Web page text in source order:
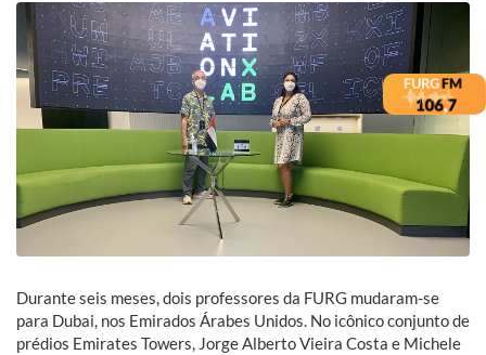
Durante seis meses, dois professores da FURG mudaram-se
para Dubai, nos Emirados Árabes Unidos. No icônico conjunto de
prédios Emirates Towers, Jorge Alberto Vieira Costa e Michele